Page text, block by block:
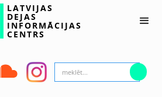
LATVIJAS
DEJAS
INFORMĀCIJAS
CENTRS